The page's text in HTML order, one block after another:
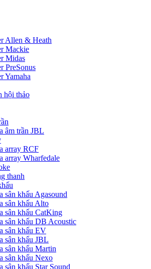
Allen & Heath
Mackie
Midas
PreSonus
Yamaha
hội thảo
âm trần JBL
array RCF
array Wharfedale
thanh
sân khấu Agasound
sân khấu Alto
sân khấu CatKing
sân khấu DB Acoustic
sân khấu EV
sân khấu JBL
sân khấu Martin
sân khấu Nexo
sân khấu Star Sound